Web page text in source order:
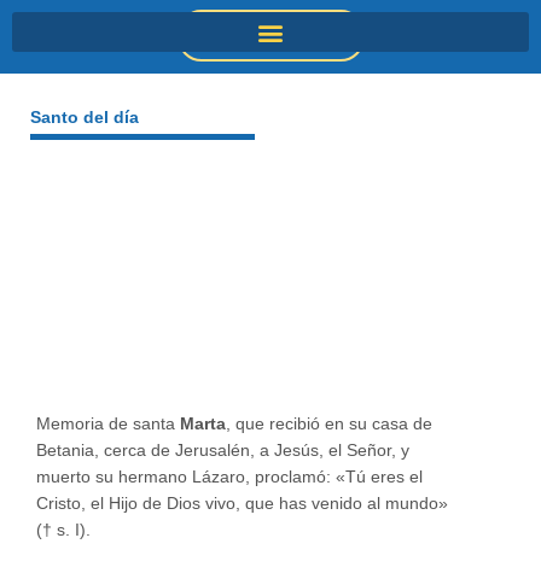
DONACIONES
Santo del día
Memoria de santa Marta, que recibió en su casa de
Betania, cerca de Jerusalén, a Jesús, el Señor, y
muerto su hermano Lázaro, proclamó: «Tú eres el
Cristo, el Hijo de Dios vivo, que has venido al mundo»
(† s. I).